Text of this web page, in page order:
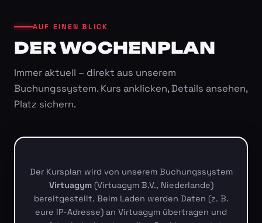
AUF EINEN BLICK
DER WOCHENPLAN
Immer aktuell – direkt aus unserem
Buchungssystem. Kurs anklicken, Details ansehen,
Platz sichern.
Der Kursplan wird von unserem Buchungssystem
Virtuagym(Virtuagym B.V., Niederlande)
bereitgestellt. Beim Laden werden Daten (z. B.
eure IP-Adresse) an Virtuagym übertragen und